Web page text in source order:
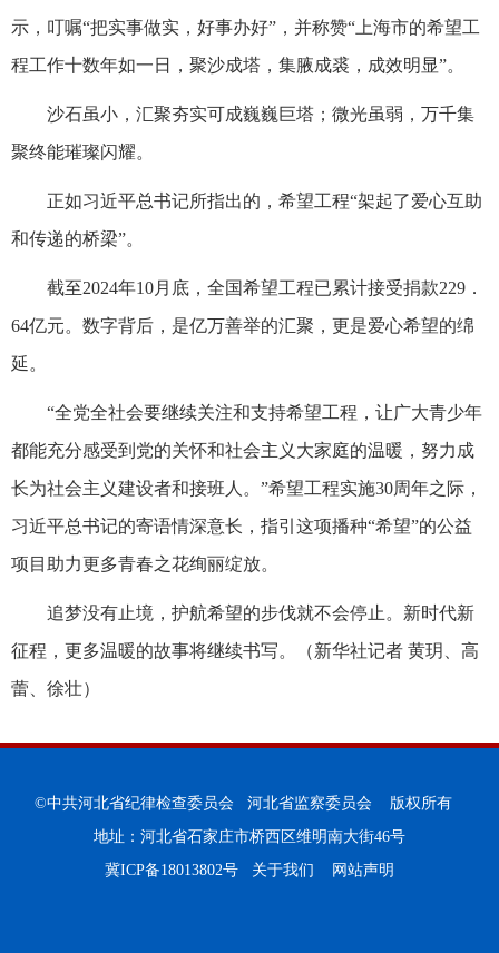
示，叮嘱“把实事做实，好事办好”，并称赞“上海市的希望工
程工作十数年如一日，聚沙成塔，集腋成裘，成效明显”。
沙石虽小，汇聚夯实可成巍巍巨塔；微光虽弱，万千集
聚终能璀璨闪耀。
正如习近平总书记所指出的，希望工程“架起了爱心互助
和传递的桥梁”。
截至2024年10月底，全国希望工程已累计接受捐款229．
64亿元。数字背后，是亿万善举的汇聚，更是爱心希望的绵
延。
“全党全社会要继续关注和支持希望工程，让广大青少年
都能充分感受到党的关怀和社会主义大家庭的温暖，努力成
长为社会主义建设者和接班人。”希望工程实施30周年之际，
习近平总书记的寄语情深意长，指引这项播种“希望”的公益
项目助力更多青春之花绚丽绽放。
追梦没有止境，护航希望的步伐就不会停止。新时代新
征程，更多温暖的故事将继续书写。（新华社记者 黄玥、高
蕾、徐壮）
©中共河北省纪律检查委员会 河北省监察委员会 版权所有
地址：河北省石家庄市桥西区维明南大街46号
冀ICP备18013802号
关于我们 网站声明